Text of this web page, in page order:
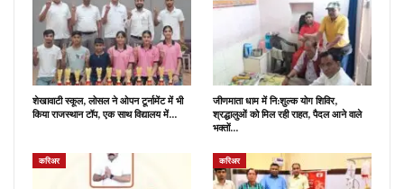
शेखावाटी स्कूल, लोसल ने ओपन टूर्नामेंट में भी
किया राजस्थान टॉप, एक साथ विद्यालय में…
जीणमाता धाम में नि:शुल्क योग शिविर,
श्रद्धालुओं को मिल रही राहत, पैदल आने वाले
भक्तों…
करिअर करिअर